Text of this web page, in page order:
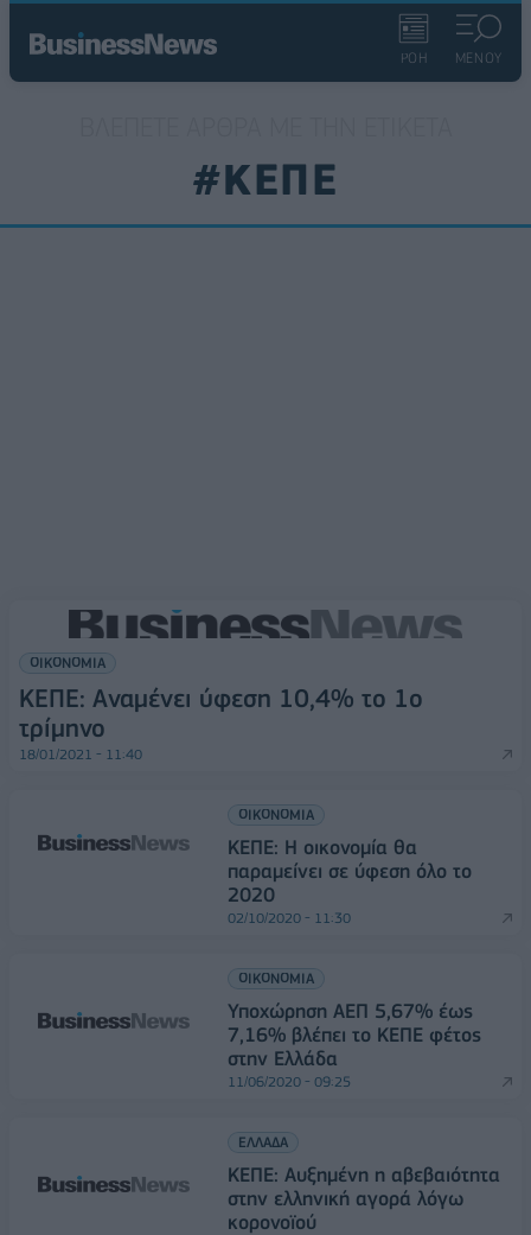
ΡΟΗ ΜΕΝΟΥ
#ΚΕΠΕ
ΟΙΚΟΝΟΜΙΑ
ΚΕΠΕ: Αναμένει ύφεση 10,4% το 1ο
τρίμηνο
18/01/2021 - 11:40
ΟΙΚΟΝΟΜΙΑ
ΚΕΠΕ: H οικονομία θα
παραμείνει σε ύφεση όλο το
2020
02/10/2020 - 11:30
ΟΙΚΟΝΟΜΙΑ
Υποχώρηση ΑΕΠ 5,67% έως
7,16% βλέπει το ΚΕΠΕ φέτος
στην Ελλάδα
11/06/2020 - 09:25
ΕΛΛΑΔΑ
ΚΕΠΕ: Αυξημένη η αβεβαιότητα
στην ελληνική αγορά λόγω
κορονοϊού